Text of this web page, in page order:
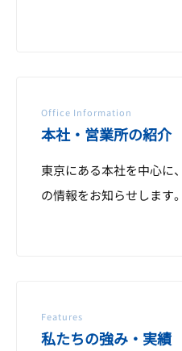
Office Information
本社・営業所の紹介
東京にある本社を中心に
の情報をお知らせします。
Features
私たちの強み・実績